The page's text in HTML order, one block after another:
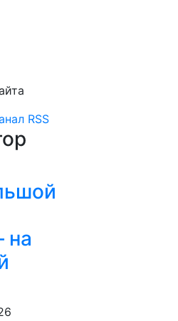
RSS
на